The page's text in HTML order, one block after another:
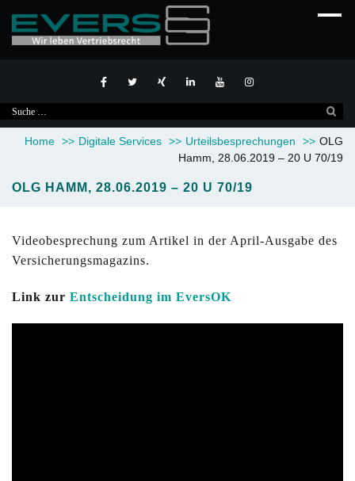
Suche
nach:
Home >> Digitale Services >> Urteilsbesprechungen >> OLG
Hamm, 28.06.2019 – 20 U 70/19
OLG HAMM, 28.06.2019 – 20 U 70/19
Videobesprechung zum Artikel in der April-Ausgabe des
Versicherungsmagazins.
Link zur Entscheidung im EversOK